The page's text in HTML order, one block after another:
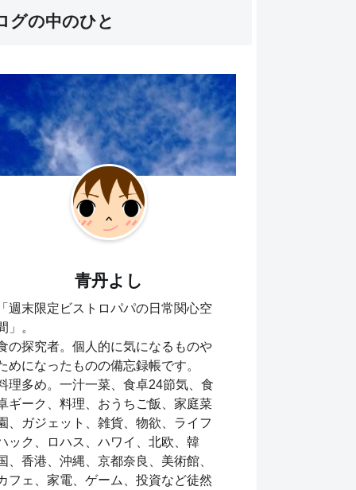
グの中のひと
青丹よし
週末限定ビストロパパの日常関心空
」。
の探究者。個人的に気になるものや
めになったものの備忘録帳です。
理多め。一汁一菜、食卓24節気、食
ギーク、料理、おうちご飯、家庭菜
、ガジェット、雑貨、物欲、ライフ
ック、ロハス、ハワイ、北欧、韓
、香港、沖縄、京都奈良、美術館、
フェ、家電、ゲーム、投資など徒然